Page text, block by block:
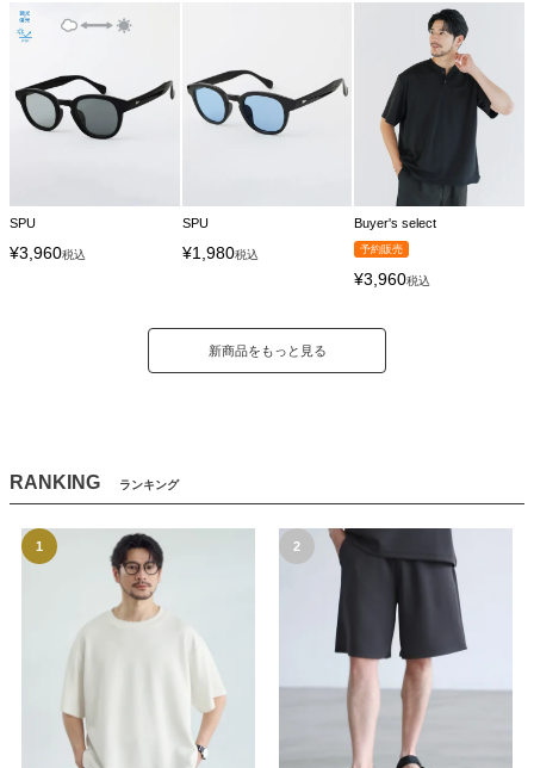
SPU
¥3,960税込
SPU
¥1,980税込
Buyer's select
予約販売
¥3,960税込
新商品をもっと見る
RANKING ランキング